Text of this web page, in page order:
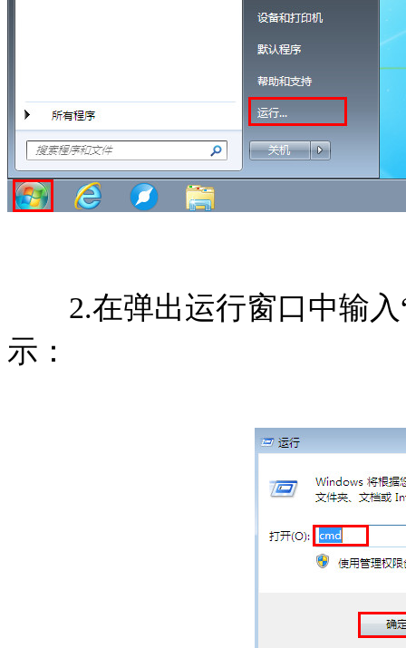
2.在弹出运行窗口中输入
示：